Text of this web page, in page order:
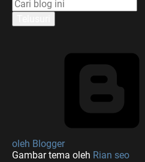
oleh Blogger
Gambar tema oleh Rian seo